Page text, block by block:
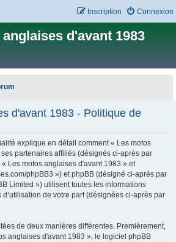
Connexion
Inscription
d'avant 1983
d'avant 1983 - Politique de
explique en détail comment « Les motos
partenaires affiliés (désignés ci-après par
Les motos anglaises d'avant 1983 » et
phpBB3 ») et phpBB (désigné ci-après par
Limited ») utilisent toutes les informations
de votre part (désignées ci-après par
de deux manières différentes. Premièrement,
anglaises d'avant 1983 », le logiciel phpBB